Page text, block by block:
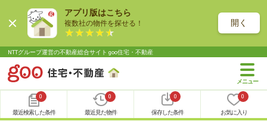
アプリ版はこちら
複数社の物件を探せる！ 開く
NTTグループ運営の不動産総合サイト goo住宅・不動産
0
最近検索した条件
0
最近見た物件
0
保存した条件
0
お気に入り